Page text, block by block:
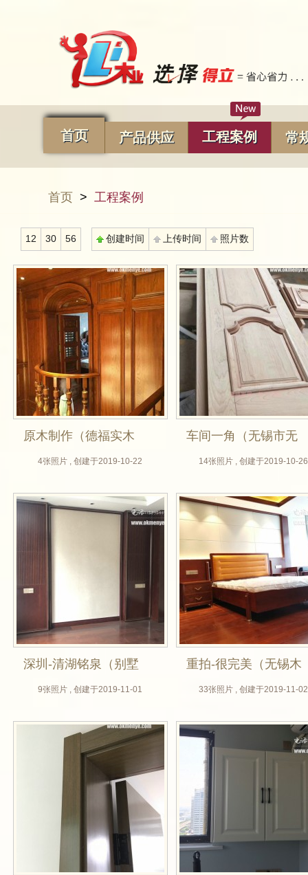
首页 产品供应 工程案例 常
首页 > 工程案例
12 30 56 创建时间 上传时间 照片数
原木制作（德福实木
门厂，无锡木门厂）
4张照片 , 创建于2019-10-22
车间一角（无锡市无
锡木门厂整屋定制）
14张照片 , 创建于2019-10-26
深圳-清湖铭泉（别墅
全屋定制，无锡木门
柜定做，实木门定
9张照片 , 创建于2019-11-01
重拍-很完美（无锡木
门厂，全屋定制，定
体衣柜，背景墙设
计，橱柜定做，鞋
柜，酒柜）
33张照片 , 创建于2019-11-02